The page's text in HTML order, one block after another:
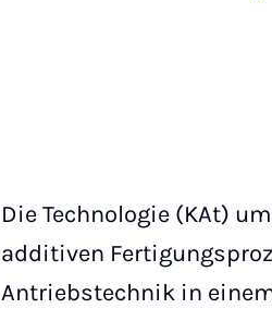
Die Technologie (KAt)
additiven
Antriebstechnik in